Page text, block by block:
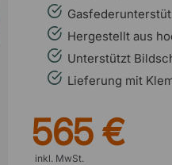
Hergestellt aus
Unterstützt
Lieferung mit
565 €
inkl. MwSt.